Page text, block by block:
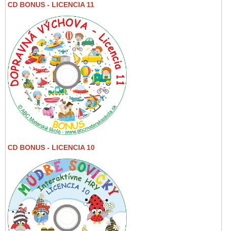
CD BONUS - LICENCIA 11
CD BONUS - LICENCIA 10